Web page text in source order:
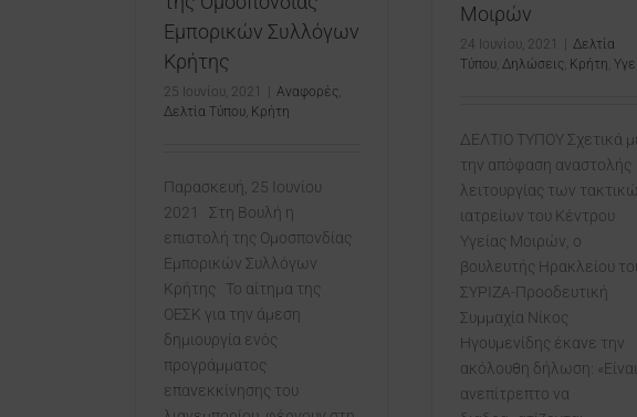
Εμπορικών Συλλόγων
Κρήτης
25 Ιουνίου, 2021 Αναφορές
Δελτία Τύπου Κρήτη
Παρασκευή, 25 Ιουνίου
2021 Στη Βουλή η
επιστολή της Ομοσπονδίας
Εμπορικών Συλλόγων
Κρήτης Το αίτημα της
ΟΕΣΚ για την άμεση
δημιουργία ενός
προγράμματος
επανεκκίνησης του
Μοιρών
24 Ιουνίου, 2021
Δελτία
Τύπου Δηλώσεις Κρήτη
ΔΕΛΤΙΟ ΤΥΠΟΥ Σχετικά
την απόφαση αναστολής
λειτουργίας των
ιατρείων του Κέντρου
Υγείας Μοιρών, ο
βουλευτής Ηρακλείου
ΣΥΡΙΖΑ-Προοδευτική
Συμμαχία Νίκος
Ηγουμενίδης έκανε την
ακόλουθη δήλωση: «Είναι
ανεπίτρεπτο να